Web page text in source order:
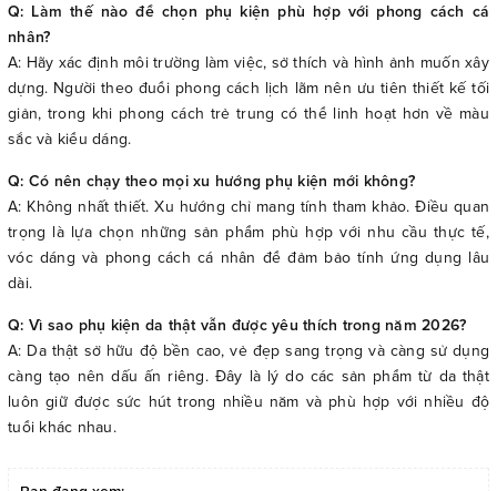
Q: Làm thế nào để chọn phụ kiện phù hợp với phong cách cá
nhân?
A: Hãy xác định môi trường làm việc, sở thích và hình ảnh muốn xây
dựng. Người theo đuổi phong cách lịch lãm nên ưu tiên thiết kế tối
giản, trong khi phong cách trẻ trung có thể linh hoạt hơn về màu
sắc và kiểu dáng.
Q: Có nên chạy theo mọi xu hướng phụ kiện mới không?
A: Không nhất thiết. Xu hướng chỉ mang tính tham khảo. Điều quan
trọng là lựa chọn những sản phẩm phù hợp với nhu cầu thực tế,
vóc dáng và phong cách cá nhân để đảm bảo tính ứng dụng lâu
dài.
Q: Vì sao phụ kiện da thật vẫn được yêu thích trong năm 2026?
A: Da thật sở hữu độ bền cao, vẻ đẹp sang trọng và càng sử dụng
càng tạo nên dấu ấn riêng. Đây là lý do các sản phẩm từ da thật
luôn giữ được sức hút trong nhiều năm và phù hợp với nhiều độ
tuổi khác nhau.